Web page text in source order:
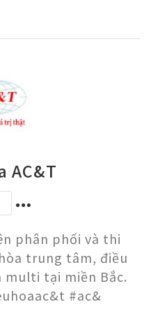
AC&T
phân phối và thi
trung tâm, điều
multi tại miền Bắc.
#ac&